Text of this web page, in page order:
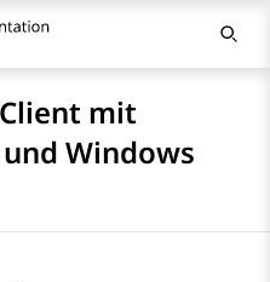
mit
Windows